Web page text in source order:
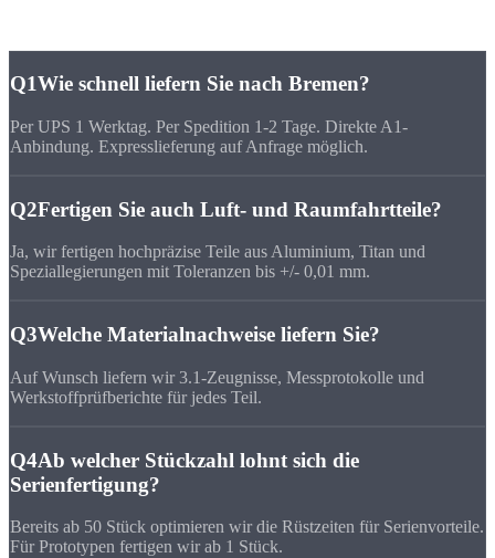
Q1Wie schnell liefern Sie nach Bremen?
Per UPS 1 Werktag. Per Spedition 1-2 Tage. Direkte A1-
Anbindung. Expresslieferung auf Anfrage möglich.
Q2Fertigen Sie auch Luft- und Raumfahrtteile?
Ja, wir fertigen hochpräzise Teile aus Aluminium, Titan und
Speziallegierungen mit Toleranzen bis +/- 0,01 mm.
Q3Welche Materialnachweise liefern Sie?
Auf Wunsch liefern wir 3.1-Zeugnisse, Messprotokolle und
Werkstoffprüfberichte für jedes Teil.
Q4Ab welcher Stückzahl lohnt sich die
Serienfertigung?
Bereits ab 50 Stück optimieren wir die Rüstzeiten für Serienvorteile.
Für Prototypen fertigen wir ab 1 Stück.